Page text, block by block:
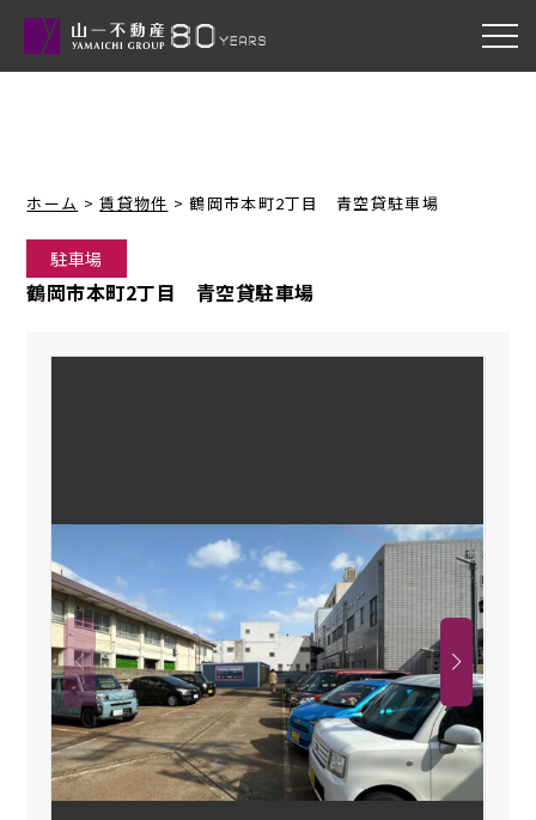
ホーム >賃貸物件 >鶴岡市本町2丁目 青空貸駐車場
駐車場
鶴岡市本町2丁目 青空貸駐車場